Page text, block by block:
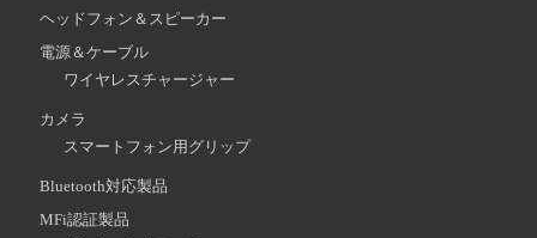
ヘッドフォン＆スピーカー
電源＆ケーブル
ワイヤレスチャージャー
カメラ
スマートフォン用グリップ
Bluetooth対応製品
MFi認証製品